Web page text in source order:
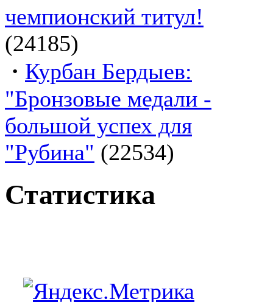
чемпионский титул!
(24185)
· Курбан Бердыев:
"Бронзовые медали -
большой успех для
"Рубина" (22534)
Статистика